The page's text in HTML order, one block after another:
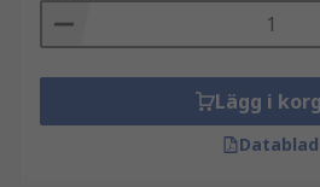
Lägg i
Datablad